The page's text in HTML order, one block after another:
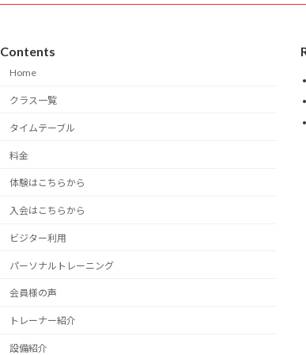
Contents
Home
クラス一覧
タイムテーブル
料金
体験はこちらから
入会はこちらから
ビジター利用
パーソナルトレーニング
会員様の声
トレーナー紹介
設備紹介